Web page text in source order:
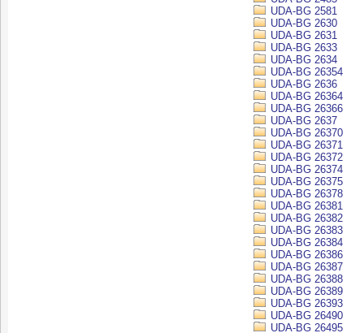
UDA-BG 2581
UDA-BG 2630
UDA-BG 2631
UDA-BG 2633
UDA-BG 2634
UDA-BG 26354
UDA-BG 2636
UDA-BG 26364
UDA-BG 26366
UDA-BG 2637
UDA-BG 26370
UDA-BG 26371
UDA-BG 26372
UDA-BG 26374
UDA-BG 26375
UDA-BG 26378
UDA-BG 26381
UDA-BG 26382
UDA-BG 26383
UDA-BG 26384
UDA-BG 26386
UDA-BG 26387
UDA-BG 26388
UDA-BG 26389
UDA-BG 26393
UDA-BG 26490
UDA-BG 26495